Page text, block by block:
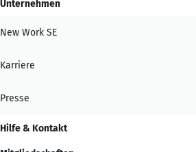
Unternehmen
New Work SE
Karriere
Presse
Hilfe & Kontakt